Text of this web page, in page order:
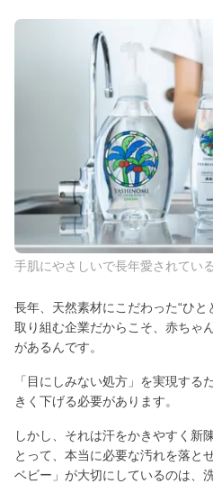
手肌にやさしいで長年愛されてい
長年、天然素材にこだわった“ひ
取り組む企業だからこそ、赤ちゃ
があるんです。
「目にしみない処方」を実現する
きく下げる必要があります。
しかし、それは汗をかきやすく新
とって、本当に必要な汚れを落と
ベビー」が大切にしているのは、